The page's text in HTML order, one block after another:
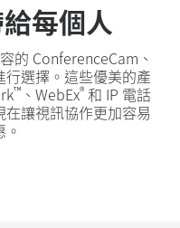
每個人
的 ConferenceCam、
選擇。這些優美的產
™、WebEx®和 IP 電話
讓視訊協作更加容易